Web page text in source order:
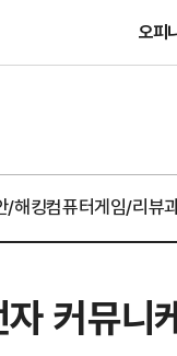
오피
/해킹컴퓨터게임/리뷰
커뮤니